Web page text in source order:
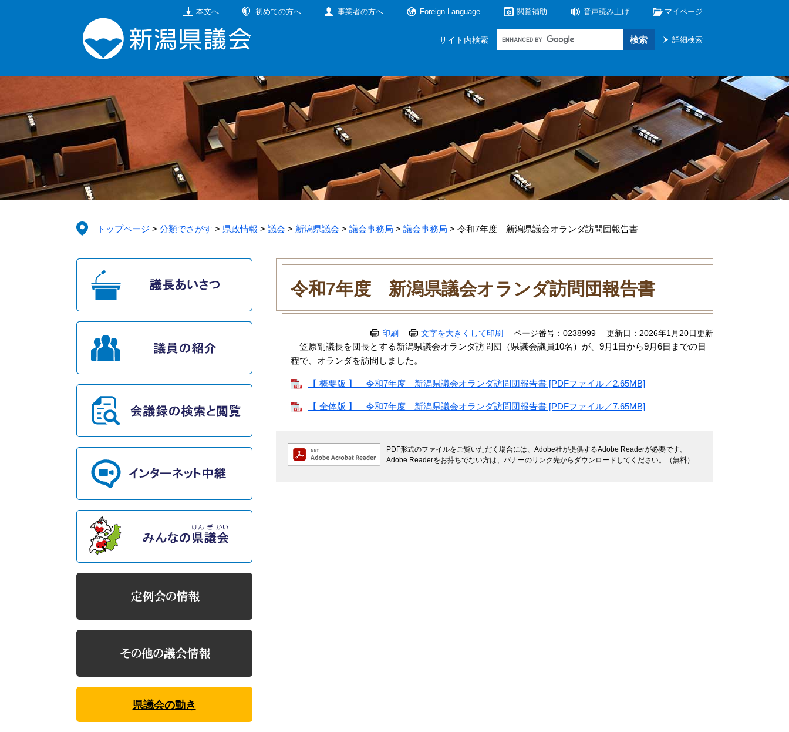
頭
飛
て
へ
本文へ 初めての方へ 事業者の方へ Foreign Language 閲覧補助 音声読み上げ マイページ
サイト内検索
Google
ム
索
詳細検索
トップページ > 分類でさがす > 県政情報 > 議会 > 新潟県議会 > 議会事務局 > 議会事務局 > 令和7年度 新潟県議会オランダ訪問団報告書
本
令和7年度 新潟県議会オランダ訪問団報告書
印刷 文字を大きくして印刷 ページ番号：0238999 更新日：2026年1月20日更新
笠原副議長を団長とする新潟県議会オランダ訪問団（県議会議員10名）が、9月1日から9月6日までの日
程で、オランダを訪問しました。
【 概要版 】 令和7年度 新潟県議会オランダ訪問団報告書 [PDFファイル／2.65MB]
【 全体版 】 令和7年度 新潟県議会オランダ訪問団報告書 [PDFファイル／7.65MB]
PDF形式のファイルをご覧いただく場合には、Adobe社が提供するAdobe Readerが必要です。
Adobe Readerをお持ちでない方は、バナーのリンク先からダウンロードしてください。（無料）
県議会の動き